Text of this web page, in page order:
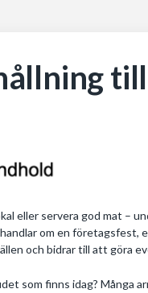
eller servera god mat –
om en företagsfest,
och bidrar till att göra
som finns idag? Många